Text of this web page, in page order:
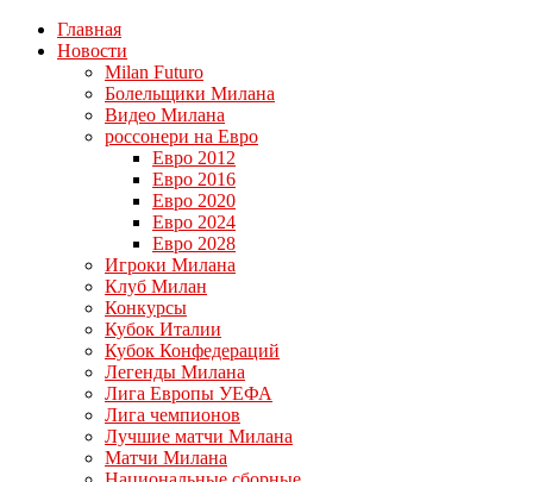
Главная
Новости
Milan Futuro
Болельщики Милана
Видео Милана
россонери на Евро
Евро 2012
Евро 2016
Евро 2020
Евро 2024
Евро 2028
Игроки Милана
Клуб Милан
Конкурсы
Кубок Италии
Кубок Конфедераций
Легенды Милана
Лига Европы УЕФА
Лига чемпионов
Лучшие матчи Милана
Матчи Милана